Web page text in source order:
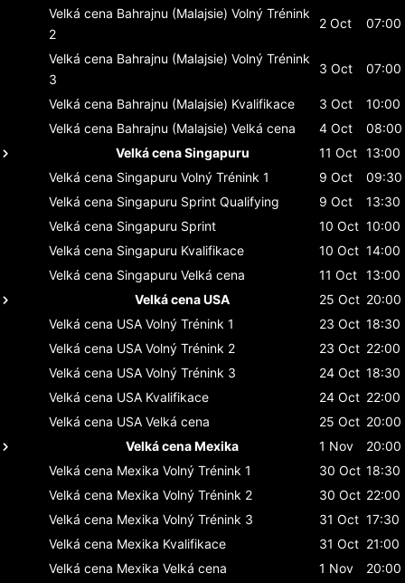
Velká cena Bahrajnu (Malajsie) Volný Trénink
2
2 Oct 07:00
Velká cena Bahrajnu (Malajsie) Volný Trénink
3
3 Oct 07:00
Velká cena Bahrajnu (Malajsie) Kvalifikace 3 Oct
10:00
Velká cena Bahrajnu (Malajsie) Velká cena 4 Oct
08:00
Velká cena Singapuru
11 Oct 13:00
Velká cena Singapuru Volný Trénink 1 9 Oct
09:30
Velká cena Singapuru Sprint Qualifying 9 Oct
13:30
Velká cena Singapuru Sprint 10 Oct 10:00
Velká cena Singapuru Kvalifikace 10 Oct 14:00
Velká cena Singapuru Velká cena 11 Oct 13:00
Velká cena USA
25 Oct 20:00
Velká cena USA Volný Trénink 1 23 Oct 18:30
Velká cena USA Volný Trénink 2 23 Oct 22:00
Velká cena USA Volný Trénink 3 24 Oct 18:30
Velká cena USA Kvalifikace 24 Oct 22:00
Velká cena USA Velká cena 25 Oct 20:00
Velká cena Mexika
1 Nov
20:00
Velká cena Mexika Volný Trénink 1 30 Oct 18:30
Velká cena Mexika Volný Trénink 2 30 Oct 22:00
Velká cena Mexika Volný Trénink 3 31 Oct 17:30
Velká cena Mexika Kvalifikace 31 Oct 21:00
Velká cena Mexika Velká cena 1 Nov
20:00